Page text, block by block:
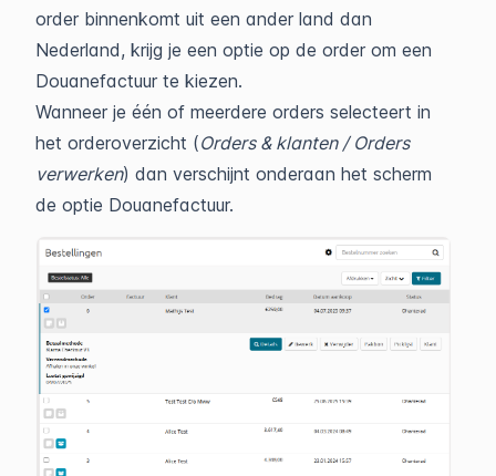
order binnenkomt uit een ander land dan
Nederland, krijg je een optie op de order om een
Douanefactuur te kiezen.
Wanneer je één of meerdere orders selecteert in
het orderoverzicht (Orders & klanten / Orders
verwerken) dan verschijnt onderaan het scherm
de optie Douanefactuur.